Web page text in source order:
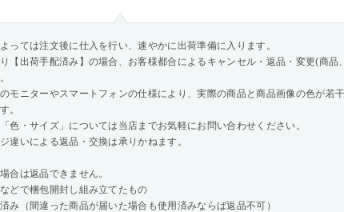
っては注文後に仕入を行い、速やかに出荷準備に入ります。
【出荷手配済み】の場合、お客様都合によるキャンセル・返品・変更(商品
モニターやスマートフォンの仕様により、実際の商品と商品画像の色が若
。
色・サイズ」については当店までお気軽にお問い合わせください。
違いによる返品・交換は承りかねます。
合は返品できません。
などで梱包開封し組み立てたもの
済み（間違った商品が届いた場合も使用済みならば返品不可）